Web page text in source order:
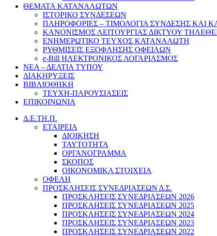
ΘΕΜΑΤΑ ΚΑΤΑΝΑΛΩΤΩΝ
ΙΣΤΟΡΙΚΟ ΣΥΝΔΕΣΕΩΝ
ΠΛΗΡΟΦΟΡΙΕΣ – ΤΙΜΟΛΟΓΙΑ ΣΥΝΔΕΣΗΣ ΚΑΙ
ΚΑΝΟΝΙΣΜΟΣ ΛΕΙΤΟΥΡΓΙΑΣ ΔΙΚΤΥΟΥ
ΕΝΗΜΕΡΩΤΙΚΟ ΤΕΥΧΟΣ ΚΑΤΑΝΑΛΩΤΗ
ΡΥΘΜΙΣΕΙΣ ΕΞΟΦΛΗΣΗΣ ΟΦΕΙΛΩΝ
e-Bill ΗΛΕΚΤΡΟΝΙΚΟΣ ΛΟΓΑΡΙΑΣΜΟΣ
ΝΕΑ – ΔΕΛΤΙΑ ΤΥΠΟΥ
ΔΙΑΚΗΡΥΞΕΙΣ
ΒΙΒΛΙΟΘΗΚΗ
ΤΕΥΧΗ-ΠΑΡΟΥΣΙΑΣΕΙΣ
ΕΠΙΚΟΙΝΩΝΙΑ
Δ.Ε.ΤΗ.Π.
ΕΤΑΙΡΕΙΑ
ΔΙΟΙΚΗΣΗ
ΤΑΥΤΟΤΗΤΑ
ΟΡΓΑΝΟΓΡΑΜΜΑ
ΣΚΟΠΟΣ
ΟΙΚΟΝΟΜΙΚΑ ΣΤΟΙΧΕΙΑ
ΟΦΕΛΗ
ΠΡΟΣΚΛΗΣΕΙΣ ΣΥΝΕΔΡΙΑΣΕΩΝ Δ.Σ.
ΠΡΟΣΚΛΗΣΕΙΣ ΣΥΝΕΔΡΙΑΣΕΩΝ 2026
ΠΡΟΣΚΛΗΣΕΙΣ ΣΥΝΕΔΡΙΑΣΕΩΝ 2025
ΠΡΟΣΚΛΗΣΕΙΣ ΣΥΝΕΔΡΙΑΣΕΩΝ 2024
ΠΡΟΣΚΛΗΣΕΙΣ ΣΥΝΕΔΡΙΑΣΕΩΝ 2023
ΠΡΟΣΚΛΗΣΕΙΣ ΣΥΝΕΔΡΙΑΣΕΩΝ 2022